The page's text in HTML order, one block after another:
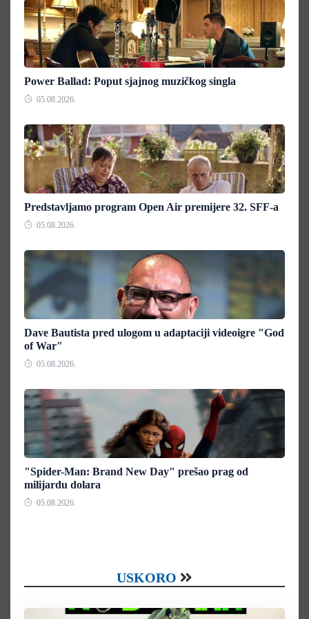
Power Ballad: Poput sjajnog muzičkog singla
05.08.2026.
Predstavljamo program Open Air premijere 32. SFF-a
05.08.2026.
Dave Bautista pred ulogom u adaptaciji videoigre "God
of War"
05.08.2026.
"Spider-Man: Brand New Day" prešao prag od
milijardu dolara
05.08.2026.
USKORO